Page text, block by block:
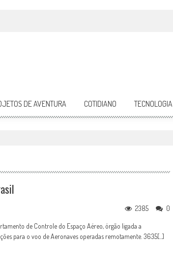
DE AVENTURA COTIDIANO TECNOLOGIA
0
2385
de Controle do Espaço Aéreo, órgão ligada a
para o voo de Aeronaves operadas remotamente. 3635[...]